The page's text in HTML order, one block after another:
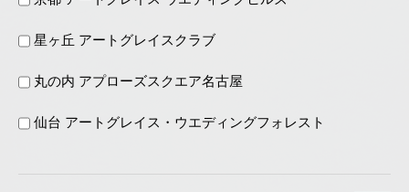
星ヶ丘 アートグレイスクラブ
丸の内 アプローズスクエア名古屋
仙台 アートグレイス・ウエディングフォレスト